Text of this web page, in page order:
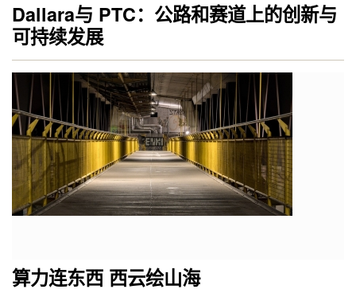
Dallara与 PTC：公路和赛道上的创新与
可持续发展
算力连东西 西云绘山海